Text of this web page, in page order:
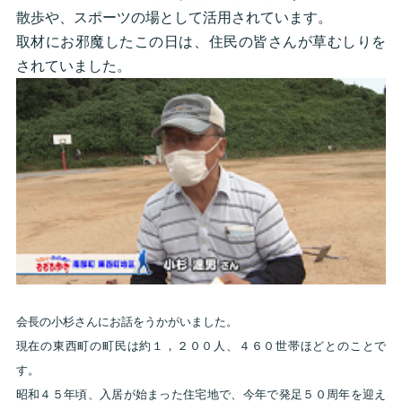
散歩や、スポーツの場として活用されています。
取材にお邪魔したこの日は、住民の皆さんが草むしりを
されていました。
会長の小杉さんにお話をうかがいました。
現在の東西町の町民は約１，２００人、４６０世帯ほどとのことで
す。
昭和４５年頃、入居が始まった住宅地で、今年で発足５０周年を迎え